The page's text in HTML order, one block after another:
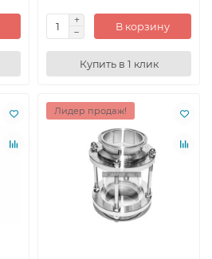
В корзину
Купить в 1 клик
Лидер продаж!